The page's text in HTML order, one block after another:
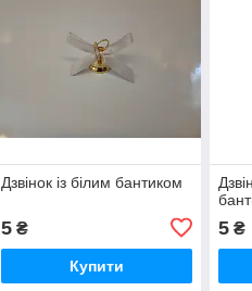
Дзвінок із білим бантиком
5₴
Купити
5 ₴